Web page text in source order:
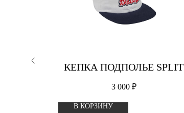
КЕПКА ПОДПОЛЬЕ SPLIT
3 000 ₽
В КОРЗИНУ